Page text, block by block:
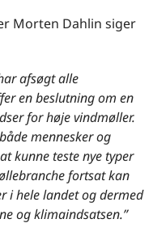
Morten Dahlin siger
afsøgt alle
en beslutning om en
for høje vindmøller.
mennesker og
kunne teste nye typer
fortsat kan
i hele landet og dermed
og klimaindsatsen.”